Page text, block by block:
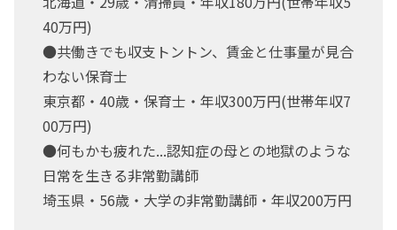
40万円)
●共働きでも収支トントン、賃金と仕事量が見合
わない保育士
東京都・40歳・保育士・年収300万円(世帯年収7
00万円)
●何もかも疲れた...認知症の母との地獄のような
日常を生きる非常勤講師
埼玉県・56歳・大学の非常勤講師・年収200万円